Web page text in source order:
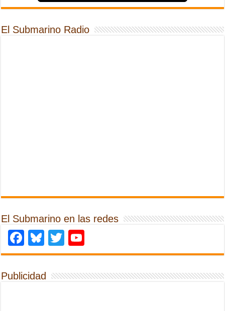
El Submarino Radio
El Submarino en las redes
Facebook
Bluesky
Twitter
Publicidad